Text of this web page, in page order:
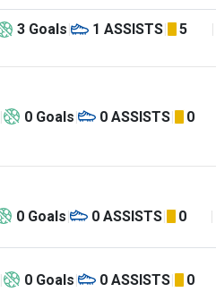
3 Goals 1 ASSISTS 5
0 Goals 0 ASSISTS 0
0 Goals 0 ASSISTS 0
0 Goals 0 ASSISTS 0